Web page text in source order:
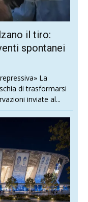
il tiro:
spontanei
La
di trasformarsi
inviate al...